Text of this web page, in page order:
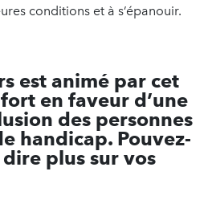
conditions et à s’épanouir.
est animé par cet
en faveur d’une
des personnes
handicap. Pouvez-
plus sur vos